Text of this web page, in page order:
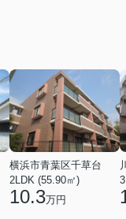
横浜市青葉区千草台
2LDK (55.90㎡)
10.3万円